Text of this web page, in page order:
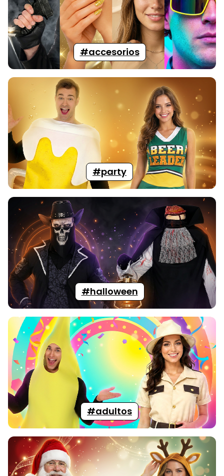
#accesorios
#party
#halloween
#adultos